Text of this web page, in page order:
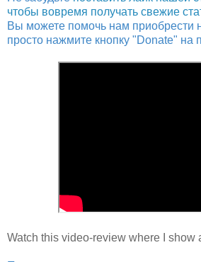
чтобы вовремя получать свежие
Вы можете помочь нам приобрести
просто нажмите кнопку "Donate" на
Watch this video-review where I show